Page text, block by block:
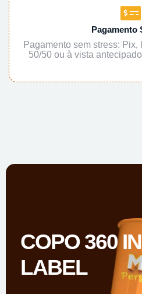
Pagamento
Pagamento sem stress:
50/50 ou à vista
COPO 360
LABEL